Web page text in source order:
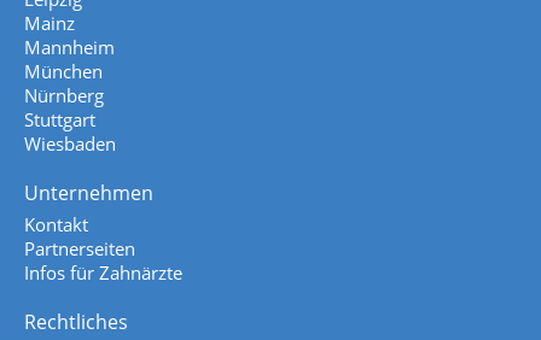
Mainz
Mannheim
München
Nürnberg
Stuttgart
Wiesbaden
Unternehmen
Kontakt
Partnerseiten
Infos für Zahnärzte
Rechtliches